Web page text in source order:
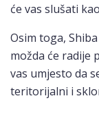
će vas slušati
Osim toga,
možda će radije
vas umjesto da
teritorijalni i